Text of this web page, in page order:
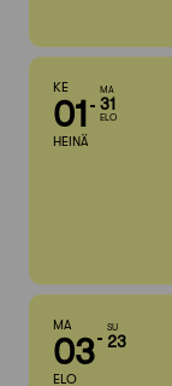
KE
01
HEINÄ
MA
31
ELO
MA
03
ELO
SU
23